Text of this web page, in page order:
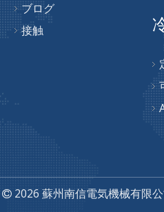
ブログ
接触
 2026 蘇州南信電気機械有限